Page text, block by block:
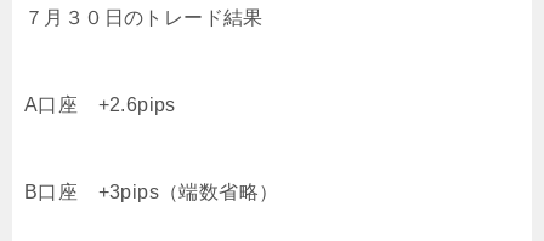
７月３０日のトレード結果
A口座 +2.6pips
B口座 +3pips（端数省略）